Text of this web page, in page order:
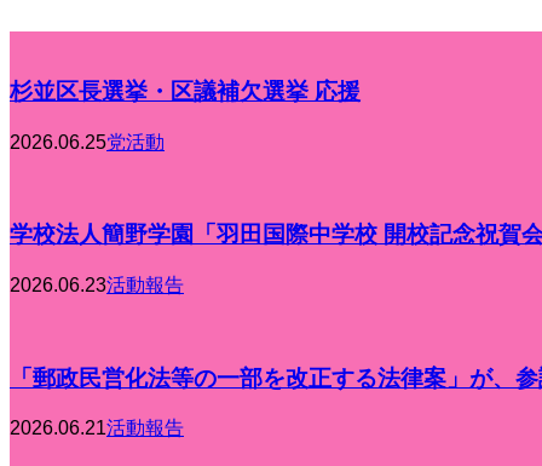
杉並区長選挙・区議補欠選挙 応援
2026.06.25党活動
学校法人簡野学園「羽田国際中学校 開校記念祝賀
2026.06.23活動報告
「郵政民営化法等の一部を改正する法律案」が、
2026.06.21活動報告